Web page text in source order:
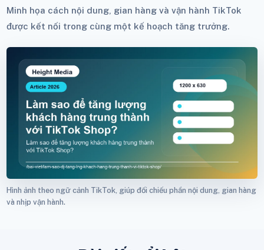
Minh họa cách nội dung, gian hàng và vận hành TikTok
được kết nối trong cùng một kế hoạch tăng trưởng.
Hình ảnh theo ngữ cảnh TikTok, giúp đối chiếu phần nội dung, gian hàng
và nhịp vận hành.